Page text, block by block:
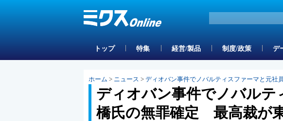
トップ 特集 経営/製品 制度/政策 デ
ホーム > ニュース > ディオバン事件でノバルティスファーマと元
ディオバン事件でノバルテ
橋氏の無罪確定 最高裁が